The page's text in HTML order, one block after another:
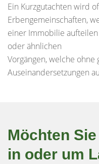
Ein Kurzgutachten wird
Erbengemeinschaften,
einer Immobilie
oder ähnlichen
Vorgängen, welche ohne
Auseinandersetzungen
Möchten
in oder um